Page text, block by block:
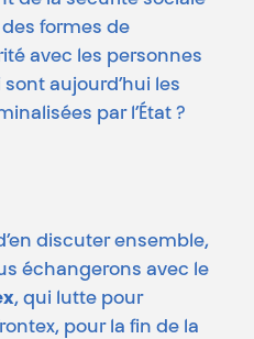
formes de
avec les personnes
aujourd’hui les
par l’État ?
discuter ensemble,
échangerons avec le
, qui lutte pour
pour la fin de la